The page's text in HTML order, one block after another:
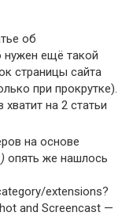
об
нужен ещё такой
страницы сайта
при прокрутке).
на 2 статьи
на основе
опять же нашлось
extensions?
and Screencast —